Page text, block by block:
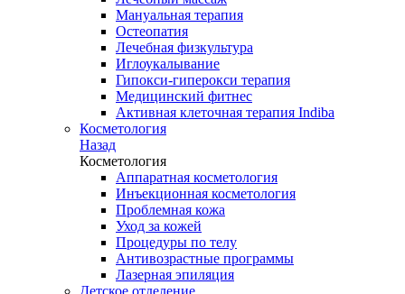
Мануальная терапия
Остеопатия
Лечебная физкультура
Иглоукалывание
Гипокси-гиперокси терапия
Медицинский фитнес
Активная клеточная терапия Indiba
Косметология
Назад
Косметология
Аппаратная косметология
Инъекционная косметология
Проблемная кожа
Уход за кожей
Процедуры по телу
Антивозрастные программы
Лазерная эпиляция
Детское отделение